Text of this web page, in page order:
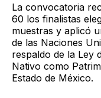
La convocatoria
60 los finalistas
muestras y aplicó
de las Naciones
respaldo de la Ley
Nativo como
Estado de México.